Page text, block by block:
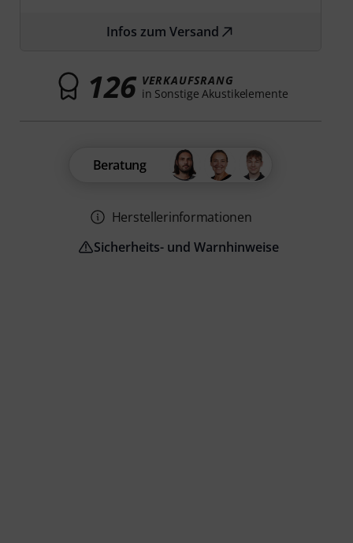
Infos zum Versand
126 VERKAUFSRANG
in Sonstige Akustikelemente
Beratung
Herstellerinformationen
Sicherheits- und Warnhinweise